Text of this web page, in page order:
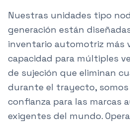
Nuestras unidades tipo
generación están
inventario automotriz más
capacidad para múltiples
de sujeción que eliminan
durante el trayecto, somos
confianza para las marcas
exigentes del mundo.